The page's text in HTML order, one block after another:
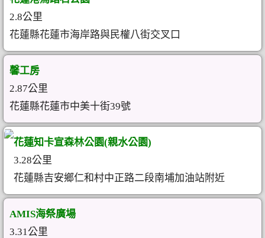
2.8公里
花蓮縣花蓮市海岸路與民權八街交叉口
馨工房
2.87公里
花蓮縣花蓮市中美十街39號
花蓮知卡宣森林公園(親水公園)
3.28公里
花蓮縣吉安鄉仁和村中正路二段南埔加油站附近
AMIS海祭廣場
3.31公里